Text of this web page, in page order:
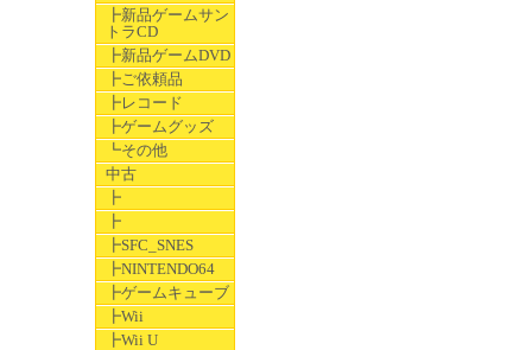
┣新品ゲームサン
トラCD
┣新品ゲームDVD
┣ご依頼品
┣レコード
┣ゲームグッズ
┗その他
中古
┣
┣
┣SFC_SNES
┣NINTENDO64
┣ゲームキューブ
┣Wii
┣Wii U